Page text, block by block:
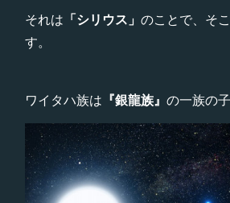
それは 「シリウス」 のことで、そ
す。
ワイタハ族は 『銀龍族』 の一族の